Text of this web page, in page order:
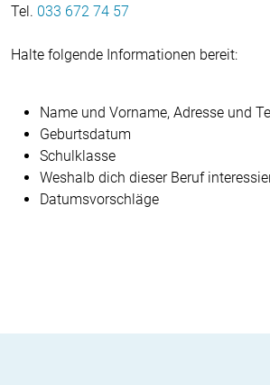
Tel. 033 672 74 57
Halte folgende Informationen bereit:
Name und Vorname, Adresse und
Geburtsdatum
Schulklasse
Weshalb dich dieser Beruf
Datumsvorschläge